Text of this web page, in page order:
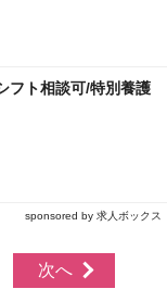
フト相談可/特別養護
sponsored by 求人ボックス
次へ